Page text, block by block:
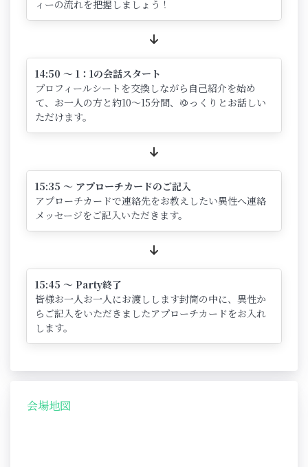
ィーの流れを把握しましょう！
14:50 ～ 1：1の会話スタート
プロフィールシートを交換しながら自己紹介を始め
て、お一人の方と約10～15分間、ゆっくりとお話しい
ただけます。
15:35 ～ アプローチカードのご記入
アプローチカードで連絡先をお教えしたい異性へ連絡
メッセージをご記入いただきます。
15:45 ～ Party終了
皆様お一人お一人にお渡しします封筒の中に、異性か
らご記入をいただきましたアプローチカードをお入れ
します。
会場地図